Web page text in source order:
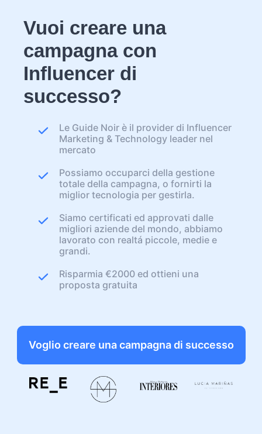
Vuoi creare una
campagna con
Influencer di
successo?
Le Guide Noir è il provider di Influencer
Marketing & Technology leader nel
mercato
Possiamo occuparci della gestione
totale della campagna, o fornirti la
miglior tecnologia per gestirla.
Siamo certificati ed approvati dalle
migliori aziende del mondo, abbiamo
lavorato con realtá piccole, medie e
grandi.
Risparmia €2000 ed ottieni una
proposta gratuita
Voglio creare una campagna di successo